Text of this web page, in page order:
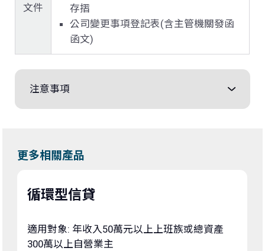
文件
存摺
公司變更事項登記表(含主管機關發函
函文)
注意事項
更多相關產品
循環型信貸
適用對象: 年收入50萬元以上上班族或總資產
300萬以上自營業主